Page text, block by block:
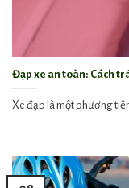
Đạp xe an toàn: Cách
Xe đạp là một phương